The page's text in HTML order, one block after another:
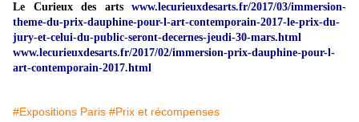
Le Curieux des arts
www.lecurieuxdesarts.fr/2017/03/immersion-
theme-du-prix-dauphine-pour-l-art-contemporain-2017-le-prix-du-
jury-et-celui-du-public-seront-decernes-jeudi-30-mars.html
www.lecurieuxdesarts.fr/2017/02/immersion-prix-dauphine-pour-l-
art-contemporain-2017.html
#Expositions Paris #Prix et récompenses